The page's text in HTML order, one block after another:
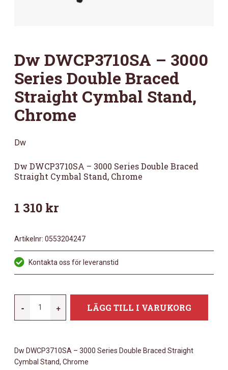
Dw DWCP3710SA – 3000
Series Double Braced
Straight Cymbal Stand,
Chrome
Dw
Dw DWCP3710SA – 3000 Series Double Braced
Straight Cymbal Stand, Chrome
1 310 kr
Artikelnr: 0553204247
Kontakta oss för leveranstid
-
DWCP3710SA
SERIES
DOUBLE
+ LÄGG TILL I VARUKORG
Dw DWCP3710SA – 3000 Series Double Braced Straight
Cymbal Stand, Chrome